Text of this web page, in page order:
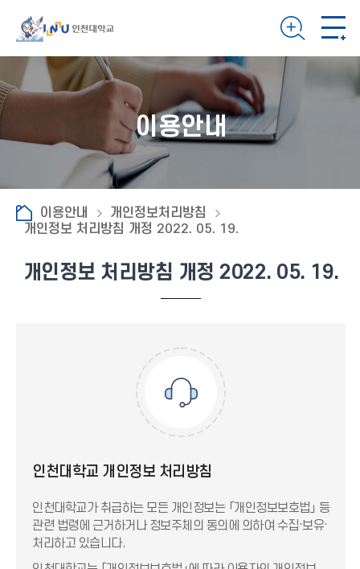
이용안내
이용안내
개인정보처리방침
개인정보 처리방침 개정 2022. 05. 19.
개인정보 처리방침 개정 2022. 05. 19.
인천대학교 개인정보 처리방침
인천대학교가 취급하는 모든 개인정보는 「개인정보보호법」 등
관련 법령에 근거하거나 정보주체의 동의에 의하여 수집·보유·
처리하고 있습니다.